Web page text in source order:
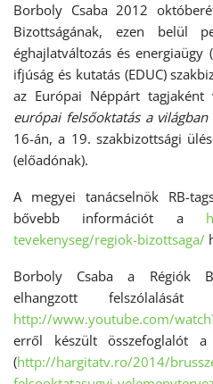
Borboly Csaba 2012
Bizottságának, ezen belül
éghajlatváltozás és energiaügy
ifjúság és kutatás (EDUC)
az Európai Néppárt tagjaként
európai felsőoktatás a világban
16-án, a 19. szakbizottsági
(előadónak).
A megyei tanácselnök RB-
bővebb információt a
tevekenyseg/regiok-bizottsaga/
Borboly Csaba a Régiók
elhangzott
http://www.youtube.com/
erről készült összefoglalót
(http://hargitatv.ro/2014/